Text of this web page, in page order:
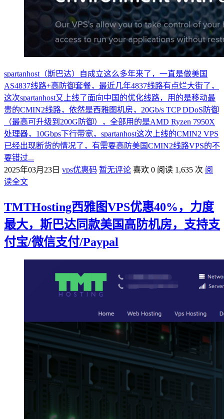
spartanhost（斯巴达）自成立这么多年来了，一直是做美国
AS4837线路+高防御套餐，最近几年4837线路有点烂大街了，
这次spartanhost又上线了面向中国的优化线路，用的是移动最
贵的CMIN2线路，依然是西雅图机房，20Gb/s TCP DDoS防御
（最高可升级到200G防御），全部用的是AMD Ryzen 7950X
处理器，10Gbps下行带宽，spartanhost这次上线的CMIN2 VPS
已经出现断货的情况了，有需要高防美国CMIN2线路VPS的不
要错过...
2025年03月23日 vps优惠码 暂无评论 喜欢 0 阅读 1,635 次 阅
读全文
TMTHosting西雅图VPS优惠40%，力度
最大，斯巴达同款美国高防机房，支持支
付宝/微信支付/Paypal